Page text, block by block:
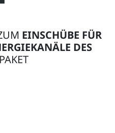
Systemtisch, 4ME
5C
EINSCHÜBE FÜR
DES
PAKET